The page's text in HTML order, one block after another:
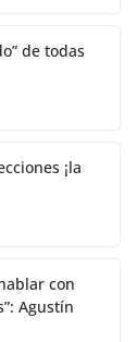
de todas
¡la
con
Agustín